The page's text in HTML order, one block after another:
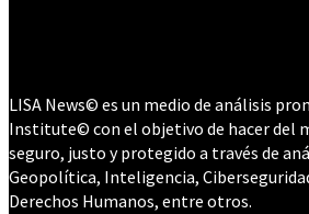
LISA News© es un medio de análisis
Institute© con el objetivo de hacer del
seguro, justo y protegido a través de
Geopolítica, Inteligencia,
Derechos Humanos, entre otros.